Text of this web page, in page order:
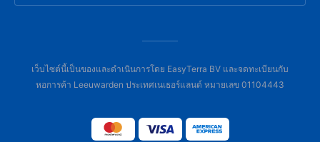
เว็บไซต์นี้เป็นของและดำเนินการโดย EasyTerra BV และจดทะเบียนกับ
หอการค้า Leeuwarden ประเทศเนเธอร์แลนด์ หมายเลข 01104443